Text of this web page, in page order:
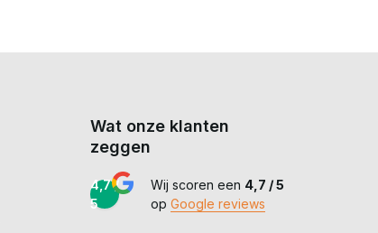
Wat onze klanten
zeggen
4,7 /
5
Wij scoren een 4,7 / 5
op Google reviews